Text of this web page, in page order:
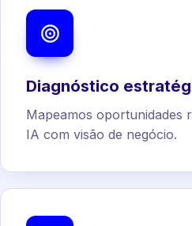
Diagnóstico
Mapeamos oportunidades
IA com visão de negócio.